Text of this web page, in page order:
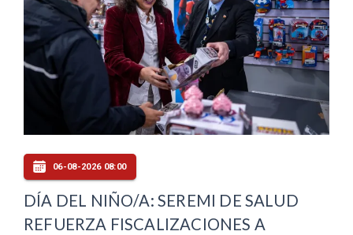
06-08-2026 08:00
DÍA DEL NIÑO/A: SEREMI DE SALUD
REFUERZA FISCALIZACIONES A